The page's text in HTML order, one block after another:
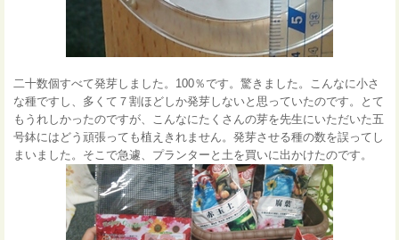
二十数個すべて発芽しました。100％です。驚きました。こんなに小さ
な種ですし、多くて７割ほどしか発芽しないと思っていたのです。とて
もうれしかったのですが、こんなにたくさんの芽を先生にいただいた五
号鉢にはどう頑張っても植えきれません。発芽させる種の数を誤ってし
まいました。そこで急遽、プランターと土を買いに出かけたのです。